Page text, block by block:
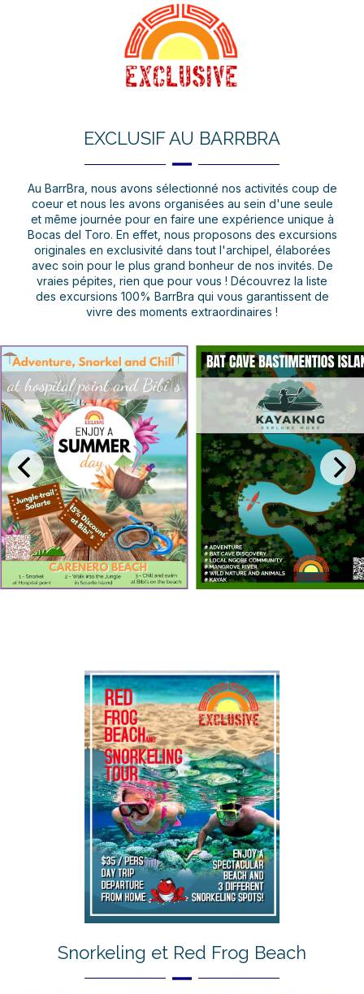
EXCLUSIF AU BARRBRA
Au BarrBra, nous avons sélectionné nos activités coup de
coeur et nous les avons organisées au sein d'une seule
et même journée pour en faire une expérience unique à
Bocas del Toro. En effet, nous proposons des excursions
originales en exclusivité dans tout l'archipel, élaborées
avec soin pour le plus grand bonheur de nos invités. De
vraies pépites, rien que pour vous ! Découvrez la liste
des excursions 100% BarrBra qui vous garantissent de
vivre des moments extraordinaires !
Snorkeling et Red Frog Beach